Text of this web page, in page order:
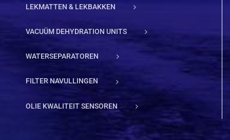
LEKMATTEN & LEKBAKKEN
VACUÜM DEHYDRATION UNITS
WATERSEPARATOREN
FILTER NAVULLINGEN
OLIE KWALITEIT SENSOREN